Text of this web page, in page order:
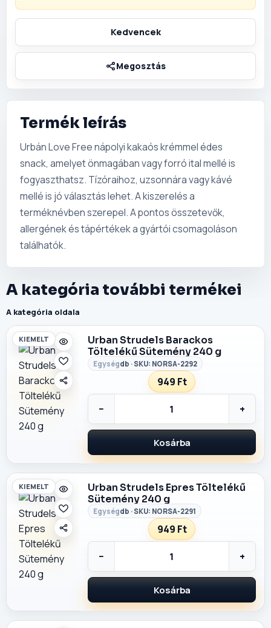
Termék leírás
Urbán Love Free nápolyi kakaós krémmel édes
snack, amelyet önmagában vagy forró ital mellé is
fogyaszthatsz. Tízóraihoz, uzsonnára vagy kávé
mellé is jó választás lehet. A kiszerelés a
terméknévben szerepel. A pontos összetevők,
allergének és tápértékek a gyártói csomagoláson
találhatók.
A kategória további termékei
A kategória oldala
KIEMELT
Urban Strudels Barackos
Töltelékű Sütemény 240 g
db · SKU: NORSA-2292
949 Ft
− +
Kosárba
KIEMELT
Urban Strudels Epres Töltelékű
Sütemény 240 g
db · SKU: NORSA-2291
949 Ft
− +
Kosárba